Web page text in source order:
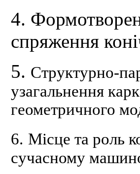
4.
спряження
5. Структурно-
узагальнення
геометричного
6. Місце та роль
сучасному